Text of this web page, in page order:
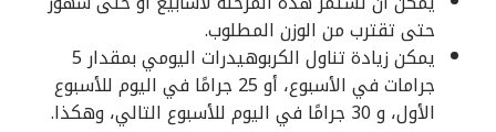
حتى تقترب من الوزن المطلوب.
يمكن زيادة تناول الكربوهيدرات اليومي بمقدار 5
جرامات في الأسبوع، أو 25 جرامًا في اليوم للأسبوع
الأول، و 30 جرامًا في اليوم للأسبوع التالي، وهكذا.